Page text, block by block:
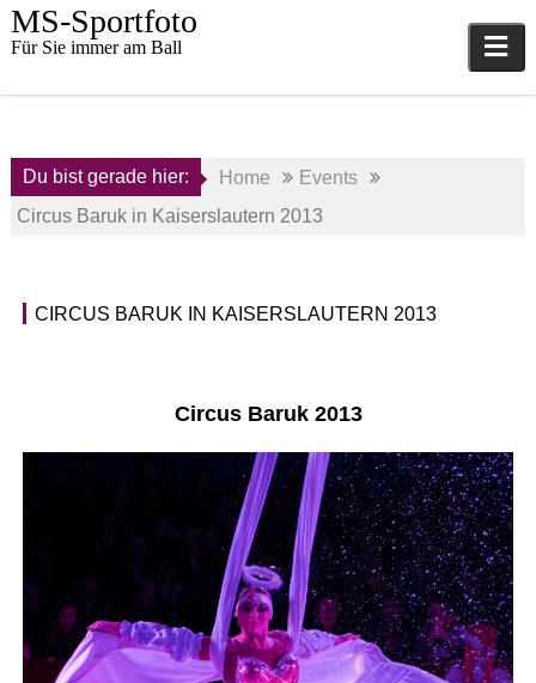
Skip
toMS-Sportfoto
Für Sie immer am Ball
Du bist gerade hier: Home
Events
Circus Baruk in Kaiserslautern 2013
Dezember
d
m
i
E
t
s
CIRCUS BARUK IN KAISERSLAUTERN 2013
Circus Baruk 2013